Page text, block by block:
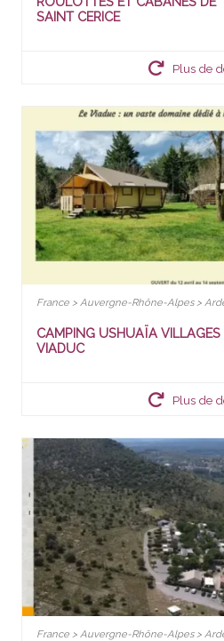
SAINT CERICE
Plus de
France > Auvergne-Rhône-Alpes >
CAMPING USHUAÏA VILLAGES
VIADUC
Plus de
France > Auvergne-Rhône-Alpes >